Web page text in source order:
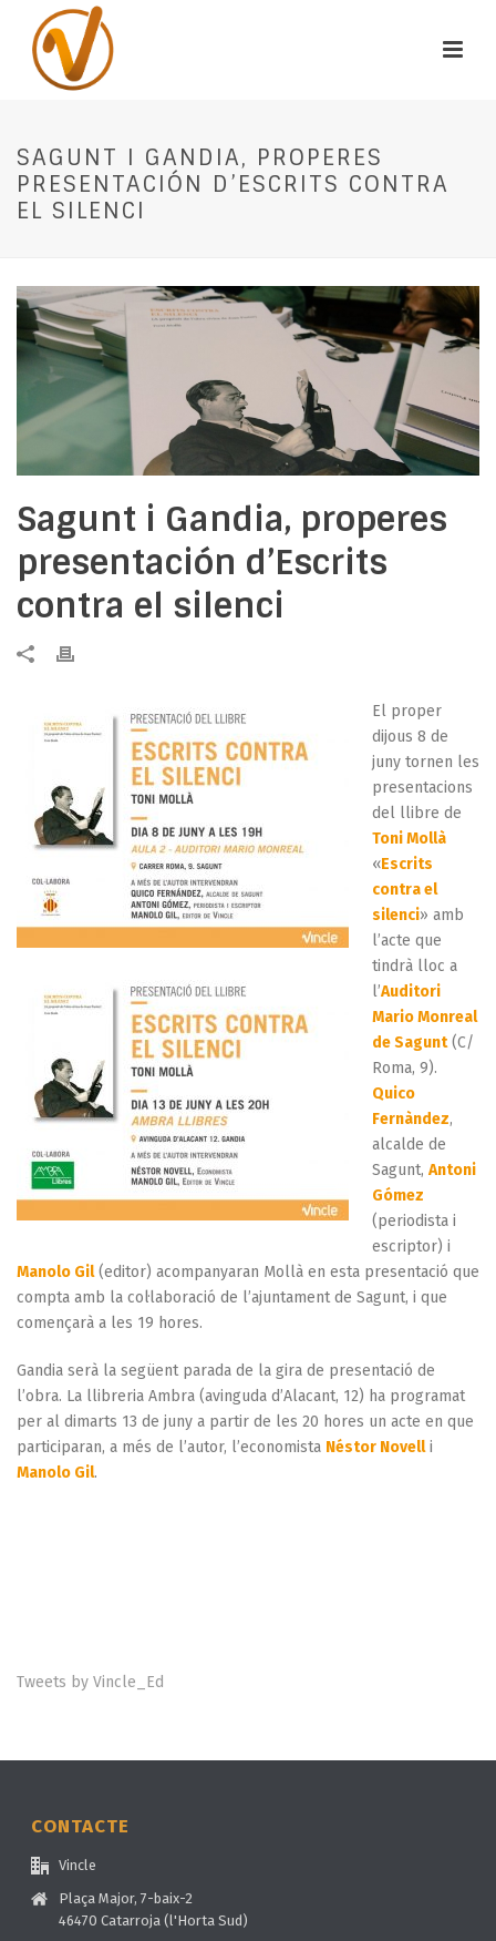
SAGUNT I GANDIA, PROPERES
PRESENTACIÓN D’ESCRITS CONTRA
EL SILENCI
Sagunt i Gandia, properes
presentación d’Escrits
contra el silenci
El proper
dijous 8 de
juny tornen les
presentacions
del llibre de
Toni Mollà
«Escrits
contra el
silenci» amb
l’acte que
tindrà lloc a
l’Auditori
Mario Monreal
de Sagunt(C/
Roma, 9).
Quico
Fernàndez,
alcalde de
Sagunt, Antoni
Gómez
(periodista i
escriptor) i
Manolo Gil(editor) acompanyaran Mollà en esta presentació que
compta amb la col·laboració de l’ajuntament de Sagunt, i que
començarà a les 19 hores.
Gandia serà la següent parada de la gira de presentació de
l’obra. La llibreria Ambra (avinguda d’Alacant, 12) ha programat
per al dimarts 13 de juny a partir de les 20 hores un acte en que
participaran, a més de l’autor, l’economista Néstor Novelli
Manolo Gil.
Tweets by Vincle_Ed
CONTACTE
Vincle
Plaça Major, 7-baix-2
46470 Catarroja (l'Horta Sud)